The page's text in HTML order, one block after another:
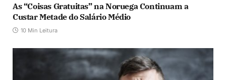
As “Coisas Gratuitas” na Noruega Continuam a
Custar Metade do Salário Médio
10 Min Leitura